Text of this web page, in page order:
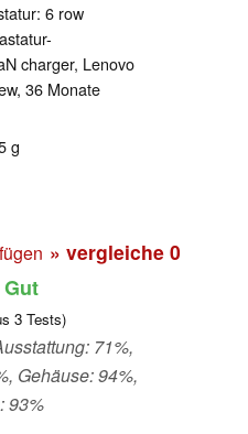
6 row
charger, Lenovo
36 Monate
g
» vergleiche 0
3 Tests)
71%,
Gehäuse: 94%,
93%